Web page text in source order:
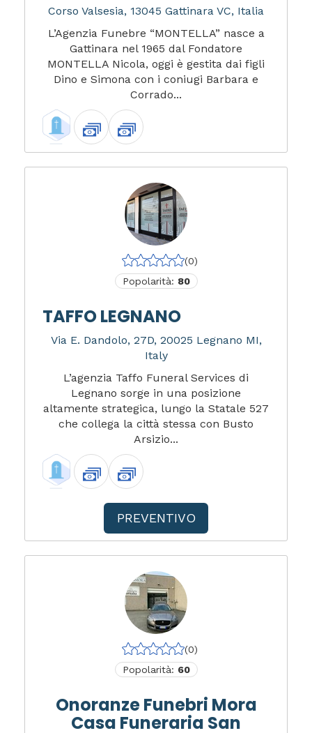
Corso Valsesia, 13045 Gattinara VC, Italia
L’Agenzia Funebre “MONTELLA” nasce a
Gattinara nel 1965 dal Fondatore
MONTELLA Nicola, oggi è gestita dai figli
Dino e Simona con i coniugi Barbara e
Corrado...
(0)
Popolarità: 80
TAFFO LEGNANO
Via E. Dandolo, 27D, 20025 Legnano MI,
Italy
L’agenzia Taffo Funeral Services di
Legnano sorge in una posizione
altamente strategica, lungo la Statale 527
che collega la città stessa con Busto
Arsizio...
PREVENTIVO
(0)
Popolarità: 60
Onoranze Funebri Mora
Casa Funeraria San